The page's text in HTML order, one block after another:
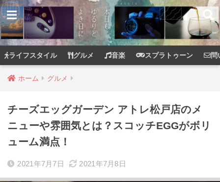
ライフスタイル グルメ 音楽 スプラトゥーン 問
ホーム グルメ
チーズエッグガーデン アトレ松戸店のメ
ニューや雰囲気とは？スコッチEGGがボリ
ューム満点！
2021年7月7日 2021年7月8日